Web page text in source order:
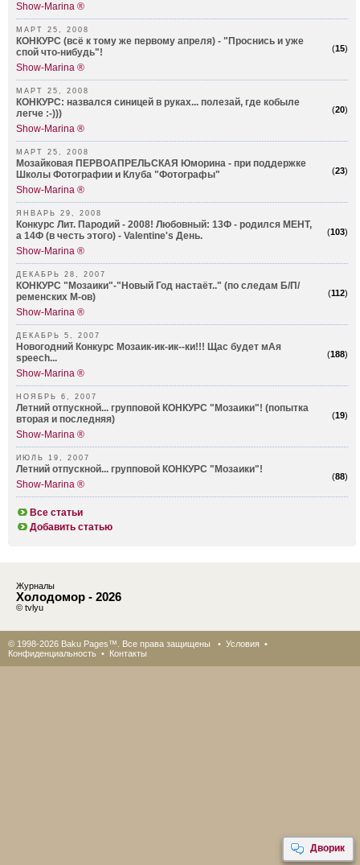
Show-Marina ®
МАРТ 25, 2008
(15)
КОНКУРС (всё к тому же первому апреля) - "Проснись и уже
спой что-нибудь"!
Show-Marina ®
МАРТ 25, 2008
(20)
КОНКУРС: назвался синицей в руках... полезай, где кобыле
легче :-)))
Show-Marina ®
МАРТ 25, 2008
(23)
Мозайковая ПЕРВОАПРЕЛЬСКАЯ Юморина - при поддержке
Школы Фотографии и Клуба "Фотографы"
Show-Marina ®
ЯНВАРЬ 29, 2008
(103)
Конкурс Лит. Пародий - 2008! Любовный: 13Ф - родился МЕНТ,
а 14Ф (в честь этого) - Valentine's День.
Show-Marina ®
ДЕКАБРЬ 28, 2007
(112)
КОНКУРС "Мозаики"-"Новый Год настаёт.." (по следам Б/П/
ременских М-ов)
Show-Marina ®
ДЕКАБРЬ 5, 2007
(188)
Новогодний Конкурс Мозаик-ик-ик--ки!!! Щас будет мАя
speech...
Show-Marina ®
НОЯБРЬ 6, 2007
(19)
Летний отпускной... групповой КОНКУРС "Мозаики"! (попытка
вторая и последняя)
Show-Marina ®
ИЮЛЬ 19, 2007
(88)
Летний отпускной... групповой КОНКУРС "Мозаики"!
Show-Marina ®
Все статьи
Добавить статью
Дворик
Журналы
Холодомор - 2026
© tvlyu
© 1998-2026 Baku Pages™. Все права защищены • Условия •
Конфиденциальность • Контакты